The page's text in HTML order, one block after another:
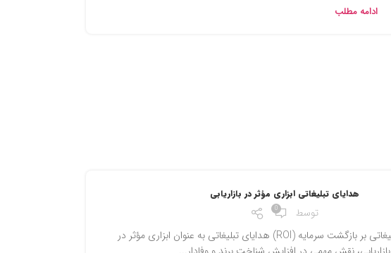
ادامه مطلب
هدایای تبلیغاتی ابزاری مؤثر در بازاریابی
توسط 0
تأثیر هدایای تبلیغاتی بر بازگشت سرمایه (ROI) هدایای تبلیغاتی به عنوان ابزاری مؤثر در